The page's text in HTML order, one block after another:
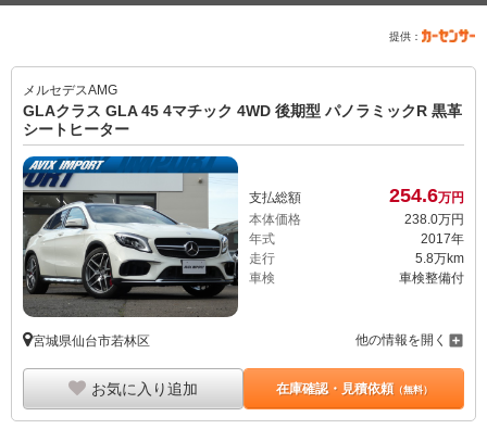
提供：
メルセデスAMG
GLAクラス GLA 45 4マチック 4WD 後期型 パノラミックR 黒革
シートヒーター
支払総額 254.6万円
本体価格
238.0万円
年式
2017年
走行
5.8万km
車検
車検整備付
宮城県仙台市若林区 他の情報を開く
お気に入り追加 在庫確認・見積依頼（無料）